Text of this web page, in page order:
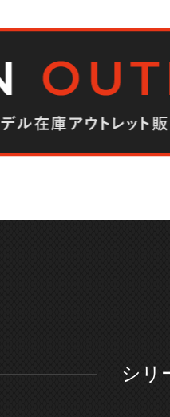
シリ